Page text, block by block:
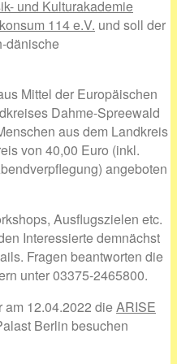
und Kulturakademie
114 e.V. und soll der
dänische
Mittel der Europäischen
Dahme-Spreewald
aus dem Landkreis
von 40,00 Euro (inkl.
angeboten
Ausflugszielen etc.
Interessierte demnächst
Fragen beantworten die
unter 03375-2465800.
am 12.04.2022 dieARISE
Berlin besuchen